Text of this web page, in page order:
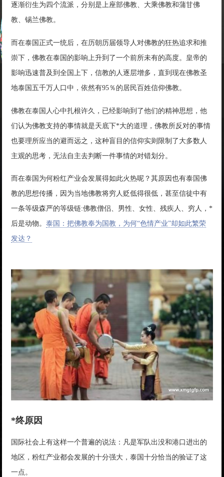
逐渐衍生为四个流派，分别是上座部佛教、大乘佛教和蒲甘佛
教、锡兰佛教。
而在泰国正式一统后，在历朝历届领导人对佛教的狂热追求和推
崇下，佛教在泰国的影响上升到了一个前所未有的高度。皇帝的
影响迅速普及到全国上下，信教的人逐层增多，直到现在佛教圣
地泰国五千万人口中，依然有95％的居民百姓信仰佛教。
佛教在泰国人心中扎根许久，已经影响到了他们的精神思想，他
们认为佛教支持的事情就是天底下*大的道理，佛教所反对的事情
也要理所应当的避而远之，这种盲目的信仰实则限制了大多数人
主观的思考，无法自主去判断一件事情的对错划分。
而在泰国为何粉红产业会发展得如此火热呢？其原因也有泰国佛
教的思想传播，因为当地佛教将穷人贬低得很低，甚至信徒中有
一条等级森严的等级链:佛教僧侣、男性、女性、残疾人、穷人，*
后是动物。泰国：把佛教奉为国教，为何“色情产业”却如此繁荣
发达？
*终原因
国际社会上有这样一个普遍的说法：凡是军队出没和港口进出的
地区，粉红产业都会发展的十分强大，泰国十分恰当的验证了这
一点。